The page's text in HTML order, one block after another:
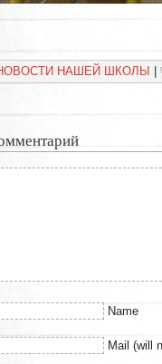
НАШЕЙ ШКОЛЫ |
Name
Mail (will